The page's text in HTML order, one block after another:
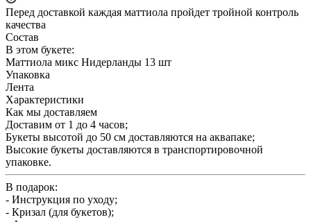
Перед доставкой каждая маттиола пройдет тройной контроль
качества
Состав
В этом букете:
Маттиола микс Нидерланды 13 шт
Упаковка
Лента
Характеристики
Как мы доставляем
Доставим от 1 до 4 часов;
Букеты высотой до 50 см доставляются на аквапаке;
Высокие букеты доставляются в транспортировочной
упаковке.
В подарок:
- Инструкция по уходу;
- Кризал (для букетов);